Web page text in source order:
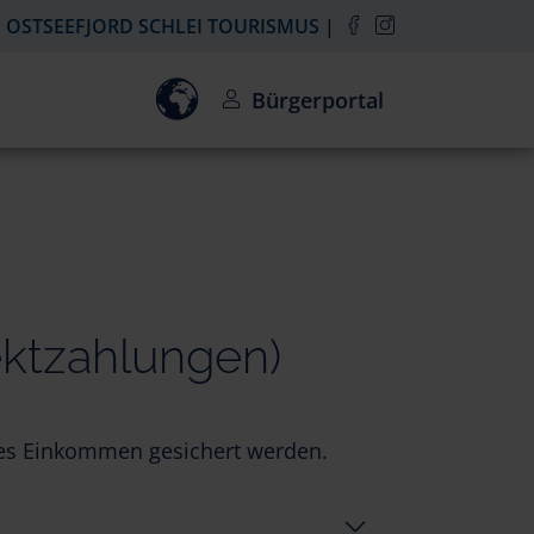
OSTSEEFJORD SCHLEI TOURISMUS
Einwilligung zur Aktivierung des
Bürgerportal
Einkommen gesichert werden.